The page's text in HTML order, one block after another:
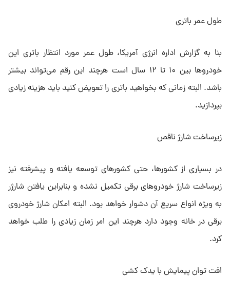
طول عمر باتری
بنا به گزارش اداره انرژی آمریکا، طول عمر مورد انتظار باتری این
خودروها بین ۱۰ تا ۱۲ سال است هرچند این رقم می‌تواند بیشتر
باشد. البته زمانی که بخواهید باتری را تعویض کنید باید هزینه زیادی
بپردازید.
زیرساخت شارژ ناقص
در بسیاری از کشورها، حتی کشورهای توسعه یافته و پیشرفته نیز
زیرساخت شارژ خودروهای برقی تکمیل نشده و بنابراین یافتن شارژر
به ویژه انواع سریع آن دشوار خواهد بود. البته امکان شارژ خودروی
برقی در خانه وجود دارد هرچند این امر زمان زیادی را طلب خواهد
کرد.
افت توان پیمایش با یدک کشی